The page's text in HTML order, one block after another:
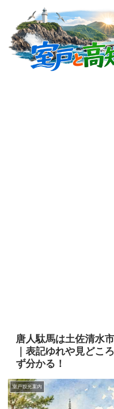
唐人駄馬は土佐清水
｜表記ゆれや見どこ
ず分かる！
室戸観光案内